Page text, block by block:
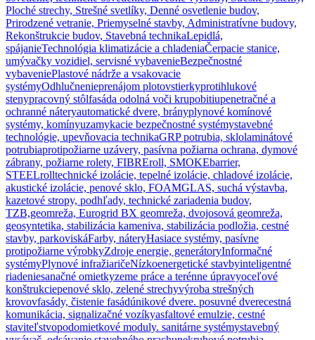
Ploché strechy, Strešné svetlíky, Denné osvetlenie budov,
Prirodzené vetranie, Priemyselné stavby, Administratívne budovy,
Rekonštrukcie budov, Stavebná technikaLepidlá,
spájanieTechnológia klimatizácie a chladeniaČerpacie stanice,
umývačky vozidiel, servisné vybavenieBezpečnostné
vybaveniePlastové nádrže a vsakovacie
systémyOdhlučnenieprenájom plotovstierkyprotihlukové
stenypracovný stôlfasáda odolná voči krupobitiupenetračné a
ochranné náteryautomatické dvere, brányplynové komínové
systémy, komínyuzamykacie bezpečnostné systémystavebné
technológie, upevňovacia technikaGRP potrubia, sklolaminátové
potrubiaprotipožiarne uzávery, pasívna požiarna ochrana, dymové
zábrany, požiarne rolety, FIBREroll, SMOKEbarrier,
STEELrolltechnické izolácie, tepelné izolácie, chladové izolácie,
akustické izolácie, penové sklo, FOAMGLAS, suchá výstavba,
kazetové stropy, podhľady, technické zariadenia budov,
TZB,geomreža, Eurogrid BX geomreža, dvojosová geomreža,
geosyntetika, stabilizácia kameniva, stabilizácia podložia, cestné
stavby, parkoviskáFarby, náteryHasiace systémy, pasívne
protipožiarne výrobkyZdroje energie, generátoryInformačné
systémyPlynové infražiaričeNízkoenergetické stavbyinteligentné
riadeniesanačné omietkyzeme práce a terénne úpravyoceľové
konštrukciepenové sklo, zelené strechyvýroba strešných
krovovfasády, čistenie fasádúnikové dvere. posuvné dverecestná
komunikácia, signalizačné vozíkyasfaltové emulzie, cestné
staviteľstvopodomietkové moduly. sanitárne systémystavebný